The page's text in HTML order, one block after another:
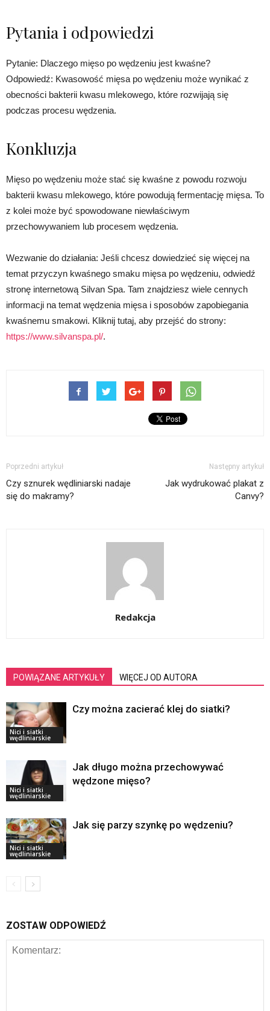
Pytania i odpowiedzi
Pytanie: Dlaczego mięso po wędzeniu jest kwaśne?
Odpowiedź: Kwasowość mięsa po wędzeniu może wynikać z
obecności bakterii kwasu mlekowego, które rozwijają się
podczas procesu wędzenia.
Konkluzja
Mięso po wędzeniu może stać się kwaśne z powodu rozwoju
bakterii kwasu mlekowego, które powodują fermentację mięsa. To
z kolei może być spowodowane niewłaściwym
przechowywaniem lub procesem wędzenia.
Wezwanie do działania: Jeśli chcesz dowiedzieć się więcej na
temat przyczyn kwaśnego smaku mięsa po wędzeniu, odwiedź
stronę internetową Silvan Spa. Tam znajdziesz wiele cennych
informacji na temat wędzenia mięsa i sposobów zapobiegania
kwaśnemu smakowi. Kliknij tutaj, aby przejść do strony:
https://www.silvanspa.pl/.
Poprzedni artykuł
Czy sznurek wędliniarski nadaje
się do makramy?
Następny artykuł
Jak wydrukować plakat z
Canvy?
Redakcja
POWIĄZANE ARTYKUŁY WIĘCEJ OD AUTORA
Nici i siatki
wędliniarskie
Czy można zacierać klej do siatki?
Nici i siatki
wędliniarskie
Jak długo można przechowywać
wędzone mięso?
Nici i siatki
wędliniarskie
Jak się parzy szynkę po wędzeniu?
ZOSTAW ODPOWIEDŹ